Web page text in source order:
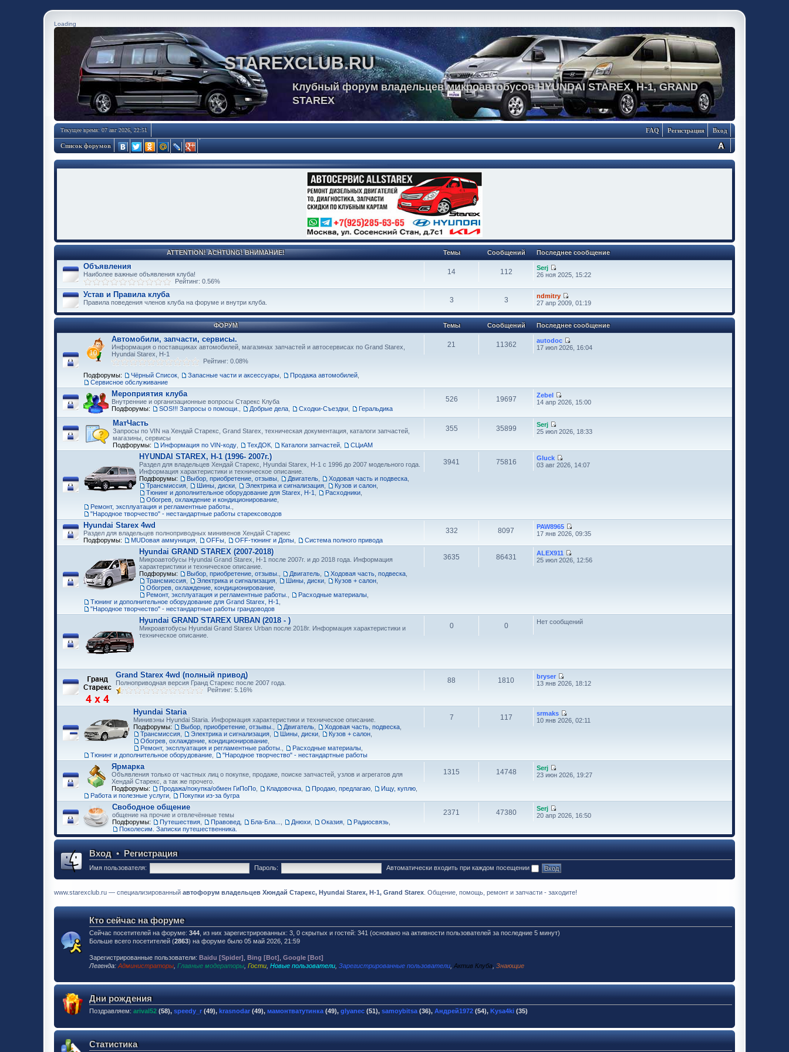
Loading
STAREXCLUB.RU
Клубный форум владельцев микроавтобусов HYUNDAI STAREX, H-1, GRAND
STAREX
Текущее время: 07 авг 2026, 22:51 Вход
Регистрация
FAQ
Список форумов
ATTENTION! ACHTUNG! ВНИМАНИЕ! Темы Сообщений Последнее сообщение
Объявления
Наиболее важные объявления клуба!
Рейтинг: 0.56%
14 112
Serj
26 ноя 2025, 15:22
Устав и Правила клуба
Правила поведения членов клуба на форуме и внутри клуба. 3 3
ndmitry
27 апр 2009, 01:19
ФОРУМ Темы Сообщений Последнее сообщение
Автомобили, запчасти, сервисы.
Информация о поставщиках автомобилей, магазинах запчастей и автосервисах по Grand Starex,
Hyundai Starex, H-1
Рейтинг: 0.08%
Подфорумы:
Чёрный Список Запасные части и аксессуары Продажа автомобилей
Сервисное обслуживание
21 11362
autodoc
17 июл 2026, 16:04
Мероприятия клуба
Внутренние и организационные вопросы Старекс Клуба
Подфорумы:
SOS!!! Запросы о помощи. Добрые дела Сходки-Съездки Геральдика
526 19697
Zebel
14 апр 2026, 15:00
МатЧасть
Запросы по VIN на Хендай Старекс, Grand Starex, техническая документация, каталоги запчастей,
магазины, сервисы
Подфорумы:
Информация по VIN-коду ТехДОК Каталоги запчастей СЦиАМ
355 35899
Serj
25 июл 2026, 18:33
HYUNDAI STAREX, H-1 (1996- 2007г.)
Раздел для владельцев Хендай Старекс, Hyundai Starex, H-1 с 1996 до 2007 модельного года.
Информация характеристики и техническое описание.
Подфорумы:
Выбор, приобретение, отзывы Двигатель Ходовая часть и подвеска
Трансмиссия
Шины, диски Электрика и сигнализация Кузов и салон
Тюнинг и дополнительное оборудование для Starex, H-1
Расходники
Обогрев, охлаждение и кондиционирование
Ремонт, эксплуатация и регламентные работы.
"Народное творчество" - нестандартные работы старексоводов
3941 75816
Gluck
03 авг 2026, 14:07
Hyundai Starex 4wd
Раздел для владельцев полноприводных минивенов Хендай Старекс
Подфорумы:
MUDовая аммуниция OFFы OFF-тюнинг и Допы Cистема полного привода
332 8097
PAW8965
17 янв 2026, 09:35
Hyundai GRAND STAREX (2007-2018)
Микроавтобусы Hyundai Grand Starex, H-1 после 2007г. и до 2018 года. Информация
характеристики и техническое описание.
Подфорумы:
Выбор, приобретение, отзывы. Двигатель Ходовая часть, подвеска
Трансмиссия
Электрика и сигнализация Шины, диски Кузов + салон
Обогрев, охлаждение, кондиционирование
Ремонт, эксплуатация и регламентные работы.
Расходные материалы
Тюнинг и дополнительное оборудование для Grand Starex, H-1
"Народное творчество" - нестандартные работы грандоводов
3635 86431
ALEX911
25 июл 2026, 12:56
Hyundai GRAND STAREX URBAN (2018 - )
Микроавтобусы Hyundai Grand Starex Urban после 2018г. Информация характеристики и
техническое описание.
0 0 Нет сообщений
Grand Starex 4wd (полный привод)
Полноприводная версия Гранд Старекс после 2007 года.
Рейтинг: 5.16%
88 1810
bryser
13 янв 2026, 18:12
Hyundai Staria
Минивэны Hyundai Staria. Информация характеристики и техническое описание.
Подфорумы:
Выбор, приобретение, отзывы. Двигатель Ходовая часть, подвеска
Трансмиссия
Электрика и сигнализация Шины, диски Кузов + салон
Обогрев, охлаждение, кондиционирование
Ремонт, эксплуатация и регламентные работы.
Расходные материалы
Тюнинг и дополнительное оборудование
"Народное творчество" - нестандартные работы
7 117
srmaks
10 янв 2026, 02:11
Ярмарка
Объявления только от частных лиц о покупке, продаже, поиске запчастей, узлов и агрегатов для
Хендай Старекс, а так же прочего.
Подфорумы:
Продажа/покупка/обмен ГиПоПо Кладовочка Продаю, предлагаю Ищу, куплю
Работа и полезные услуги
Покупки из-за бугра
1315 14748
Serj
23 июн 2026, 19:27
Свободное общение
общение на прочие и отвлечённые темы
Подфорумы:
Путешествия Правовед Бла-Бла... Днюхи Оказия Радиосвязь
Поколесим. Записки путешественника.
2371 47380
Serj
20 апр 2026, 16:50
Вход• Регистрация
Имя пользователя: Пароль: Автоматически входить при каждом посещении
www.starexclub.ru — специализированный автофорум владельцев Хюндай Старекс, Hyundai Starex, H-1, Grand Starex . Общение, помощь, ремонт и запчасти - заходите!
Кто сейчас на форуме
Сейчас посетителей на форуме: 344 , из них зарегистрированных: 3, 0 скрытых и гостей: 341 (основано на активности пользователей за последние 5 минут)
Больше всего посетителей (2863) на форуме было 05 май 2026, 21:59
Зарегистрированные пользователи: Baidu [Spider] Bing [Bot] Google [Bot]
Легенда: Администраторы Главные модераторы Гости Новые пользователи Зарегистрированные пользователи Актив Клуба Знающие
Дни рождения
Поздравляем: arival52 (58), speedy_r (49), krasnodar (49), мамонтватутинка (49), glyanec (51), samoybitsa (36), Андрей1972 (54), Kysa4ki (35)
Статистика